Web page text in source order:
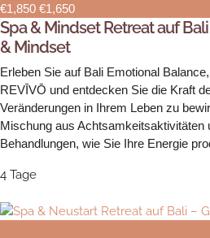
€1,850 €1,650
Spa & Mindset Retreat auf
& Mindset
Erleben Sie auf Bali Emotional
REVĪVŌ und entdecken Sie die Kraft
Veränderungen in Ihrem Leben zu
Mischung aus Achtsamkeitsaktivitäten
Behandlungen, wie Sie Ihre Energie
4 Tage